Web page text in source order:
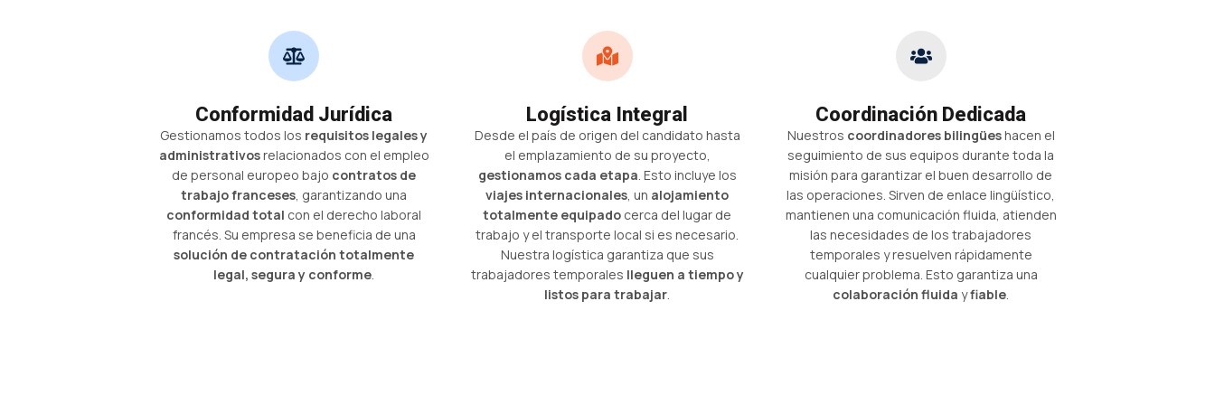
Conformidad Jurídica
Gestionamos todos los requisitos legales y
administrativosrelacionados con el empleo
de personal europeo bajo contratos de
trabajo franceses, garantizando una
conformidad total con el derecho laboral
francés. Su empresa se beneficia de una
solución de contratación totalmente
legal, segura y conforme.
Logística Integral
Desde el país de origen del candidato hasta
el emplazamiento de su proyecto,
gestionamos cada etapa. Esto incluye los
viajes internacionales, un alojamiento
totalmente equipado cerca del lugar de
trabajo y el transporte local si es necesario.
Nuestra logística garantiza que sus
trabajadores temporales lleguen a tiempo y
listos para trabajar.
Coordinación Dedicada
Nuestros coordinadores bilingüeshacen el
seguimiento de sus equipos durante toda la
misión para garantizar el buen desarrollo de
las operaciones. Sirven de enlace lingüístico,
mantienen una comunicación fluida, atienden
las necesidades de los trabajadores
temporales y resuelven rápidamente
cualquier problema. Esto garantiza una
colaboración fluida yfiable.